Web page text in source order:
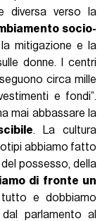
diversa verso la
socio-
mitigazione e la
donne. I centri
circa mille
e fondi”.
mai abbassare la
. La cultura
abbiamo fatto
possesso, della
di fronte un
e dobbiamo
parlamento al